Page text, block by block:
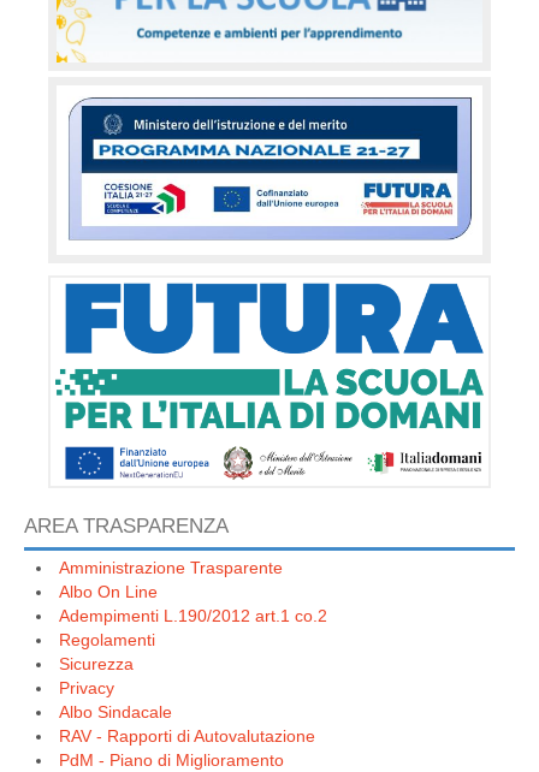
AREA TRASPARENZA
Amministrazione Trasparente
Albo On Line
Adempimenti L.190/2012 art.1 co.2
Regolamenti
Sicurezza
Privacy
Albo Sindacale
RAV - Rapporti di Autovalutazione
PdM - Piano di Miglioramento